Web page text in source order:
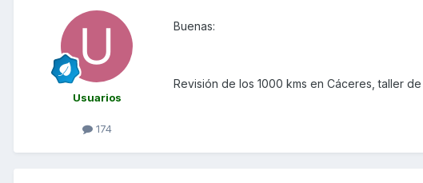
Usuarios
174
Buenas:
Revisión de los 1000 kms en Cáceres, taller